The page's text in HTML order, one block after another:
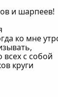
и шарпеев!
ко мне
всех с собой
круги